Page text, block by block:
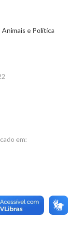
e Política
em: